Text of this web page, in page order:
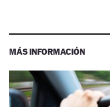
MÁS INFORMACIÓN